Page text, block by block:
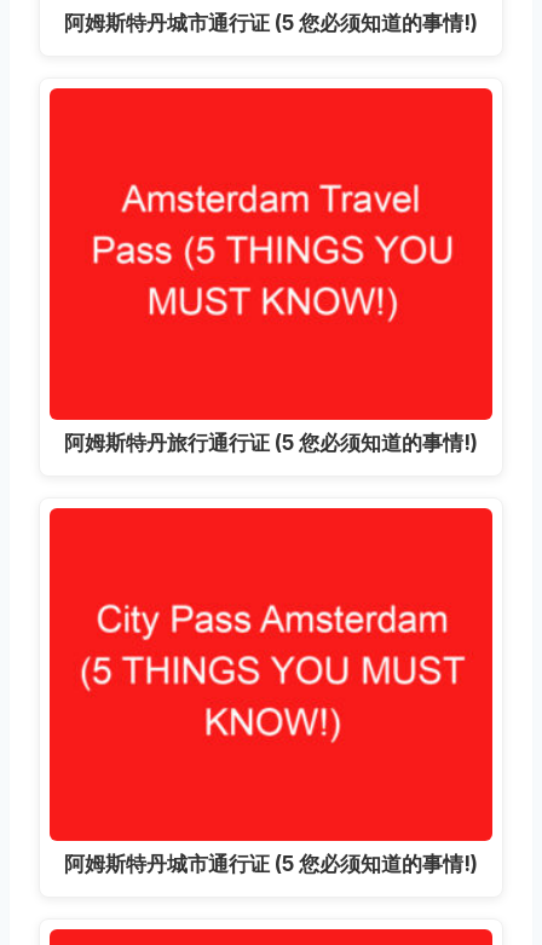
阿姆斯特丹城市通行证 (5 您必须知道的事情!)
阿姆斯特丹旅行通行证 (5 您必须知道的事情!)
阿姆斯特丹城市通行证 (5 您必须知道的事情!)